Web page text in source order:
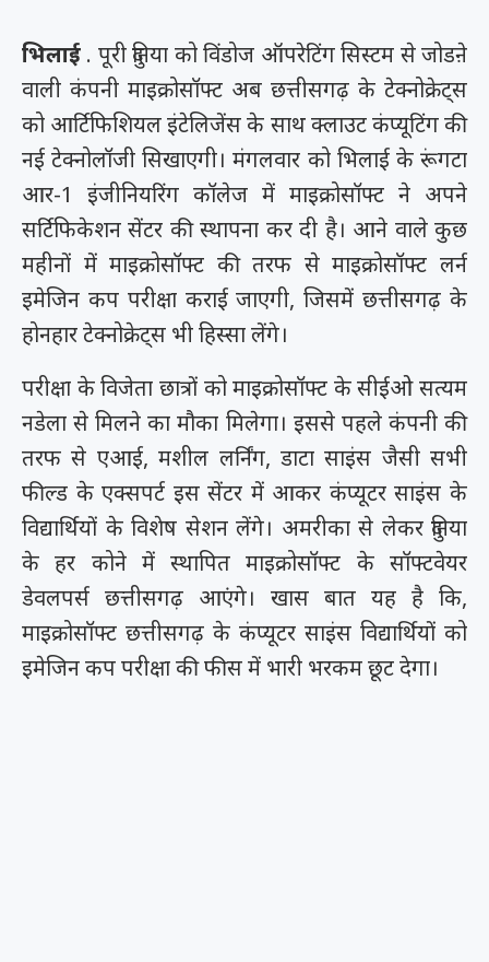
भिलाई . पूरी दुनिया को विंडोज ऑपरेटिंग सिस्टम से जोडऩे
वाली कंपनी माइक्रोसॉफ्ट अब छत्तीसगढ़ के टेक्नोक्रेट्स
को आर्टिफिशियल इंटेलिजेंस के साथ क्लाउट कंप्यूटिंग की
नई टेक्नोलॉजी सिखाएगी। मंगलवार को भिलाई के रूंगटा
आर-1 इंजीनियरिंग कॉलेज में माइक्रोसॉफ्ट ने अपने
सर्टिफिकेशन सेंटर की स्थापना कर दी है। आने वाले कुछ
महीनों में माइक्रोसॉफ्ट की तरफ से माइक्रोसॉफ्ट लर्न
इमेजिन कप परीक्षा कराई जाएगी, जिसमें छत्तीसगढ़ के
होनहार टेक्नोक्रेट्स भी हिस्सा लेंगे।
परीक्षा के विजेता छात्रों को माइक्रोसॉफ्ट के सीईओ सत्यम
नडेला से मिलने का मौका मिलेगा। इससे पहले कंपनी की
तरफ से एआई, मशील लर्निंग, डाटा साइंस जैसी सभी
फील्ड के एक्सपर्ट इस सेंटर में आकर कंप्यूटर साइंस के
विद्यार्थियों के विशेष सेशन लेंगे। अमरीका से लेकर दुनिया
के हर कोने में स्थापित माइक्रोसॉफ्ट के सॉफ्टवेयर
डेवलपर्स छत्तीसगढ़ आएंगे। खास बात यह है कि,
माइक्रोसॉफ्ट छत्तीसगढ़ के कंप्यूटर साइंस विद्यार्थियों को
इमेजिन कप परीक्षा की फीस में भारी भरकम छूट देगा।